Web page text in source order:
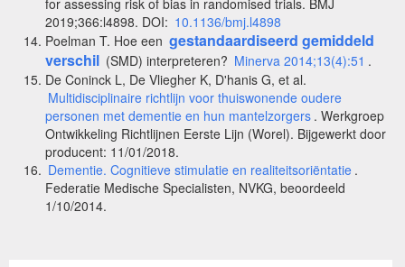
2019;366:l4898. DOI: 10.1136/bmj.l4898
Poelman T. Hoe een gestandaardiseerd gemiddeld
verschil (SMD) interpreteren? Minerva 2014;13(4):51 .
De Coninck L, De Vliegher K, D'hanis G, et al.
Multidisciplinaire richtlijn voor thuiswonende oudere
personen met dementie en hun mantelzorgers . Werkgroep
Ontwikkeling Richtlijnen Eerste Lijn (Worel). Bijgewerkt door
producent: 11/01/2018.
Dementie. Cognitieve stimulatie en realiteitsoriëntatie .
Federatie Medische Specialisten, NVKG, beoordeeld
1/10/2014.